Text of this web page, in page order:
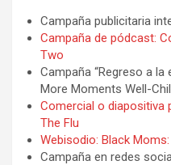
Campaña publicitaria
Campaña de pódcast:
Two
Campaña “Regreso a
More Moments Well-
Comercial o diapositiva
The Flu
Webisodio: Black
Campaña en redes